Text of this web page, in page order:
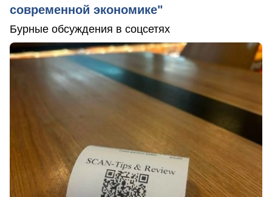
современной экономике"
Бурные обсуждения в соцсетях